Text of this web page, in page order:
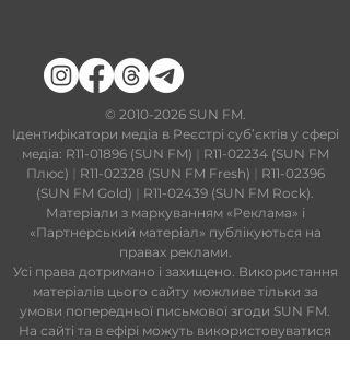
​© 2010-2026SUN FM.
Ідентифікатори медіа в Реєстрі суб’єктів у сфері
медіа: R11-01896 (SUN FM) | R11-02234 (SUN FM
Плюс) | R11-02328 (SUN FM Fresh) | R11-02396
(SUN FM Gold) | R11-02439 (SUN FM Rock).
Матеріали з маркуванням «Реклама» і
«Партнерський матеріал» публікуються на
правах реклами.
Усі права дотримано і захищено. Використання
матеріалів цього сайту можливе тільки за
умови попередньої письмової згоди SUN FM.
На сайті та в ефірі можуть використовуватися